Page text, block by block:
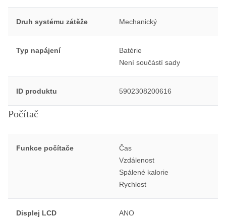
Druh systému zátěže Mechanický
Typ napájení
Batérie
Není součástí sady
ID produktu 5902308200616
Počítač
Funkce počítače
Čas
Vzdálenost
Spálené kalorie
Rychlost
Displej LCD ANO